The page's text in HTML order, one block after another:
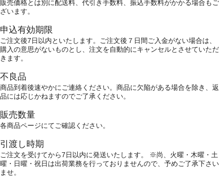
販売価格とは別に配送料、代引き手数料、振込手数料がかかる場合もご
ざいます。
申込有効期限
ご注文後7日以内といたします。ご注文後７日間ご入金がない場合は、
購入の意思がないものとし、注文を自動的にキャンセルとさせていただ
きます。
不良品
商品到着後速やかにご連絡ください。商品に欠陥がある場合を除き、返
品には応じかねますのでご了承ください。
販売数量
各商品ページにてご確認ください。
引渡し時期
ご注文を受けてから7日以内に発送いたします。 ※尚、火曜・木曜・土
曜・日曜・祝日は出荷業務を行っておりませんので、予めご了承下さい
ませ。